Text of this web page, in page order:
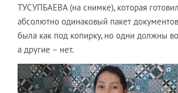
ТУСУПБАЕВА (на снимке), которая
абсолютно одинаковый пакет
была как под копирку, но одни должны
а другие – нет.